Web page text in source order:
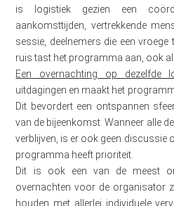
is logistiek gezien een
aankomsttijden, vertrekkende
sessie, deelnemers die een
ruis tast het programma aan, ook al
Een overnachting op dezelfde
uitdagingen en maakt het
Dit bevordert een ontspannen
van de bijeenkomst. Wanneer alle
verblijven, is er ook geen discussie
programma heeft prioriteit.
Dit is ook een van de meest
overnachten voor de organisator
houden met allerlei individuele